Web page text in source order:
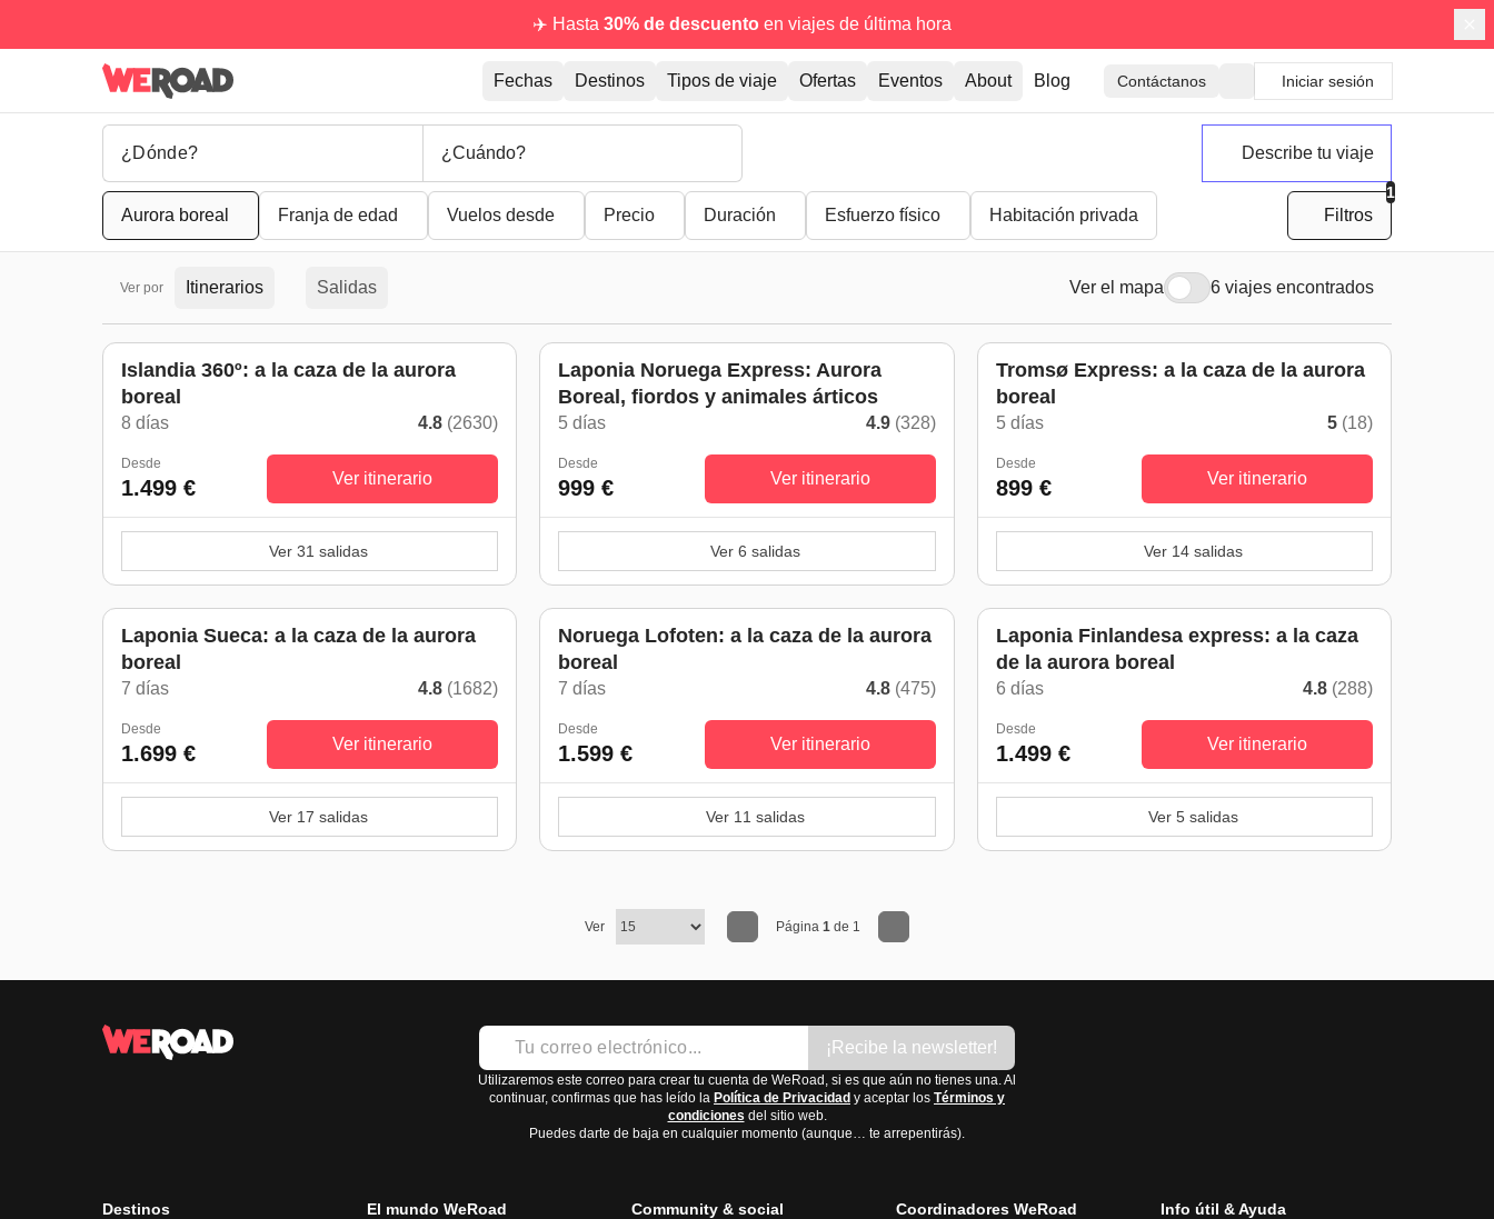
✈️ Hasta 30% de descuentoen viajes de última hora
Fechas Destinos Tipos de viaje Ofertas Eventos About Blog Contáctanos Iniciar sesión
¿Cuándo? Describe tu viaje
Aurora boreal Franja de edad Vuelos desde Precio Duración Esfuerzo físico Habitación privada Filtros
1
Ver por Itinerarios Salidas 6 viajes encontrados
Ver el mapa
Islandia 360º: a la caza de la aurora
boreal
8 días 4.8 (2630)
Desde
1.499 € Ver itinerario
Ver 31 salidas
Laponia Noruega Express: Aurora
Boreal, fiordos y animales árticos
5 días 4.9 (328)
Desde
999 € Ver itinerario
Ver 6 salidas
Tromsø Express: a la caza de la aurora
boreal
5 días 5 (18)
Desde
899 € Ver itinerario
Ver 14 salidas
Laponia Sueca: a la caza de la aurora
boreal
7 días 4.8 (1682)
Desde
1.699 € Ver itinerario
Ver 17 salidas
Noruega Lofoten: a la caza de la aurora
boreal
7 días 4.8 (475)
Desde
1.599 € Ver itinerario
Ver 11 salidas
Laponia Finlandesa express: a la caza
de la aurora boreal
6 días 4.8 (288)
Desde
1.499 € Ver itinerario
Ver 5 salidas
Ver Página 1 de 1
¡Recibe la newsletter!
Utilizaremos este correo para crear tu cuenta de WeRoad, si es que aún no tienes una. Al
continuar, confirmas que has leído la Política de Privacidad y aceptar los Términos y
condiciones del sitio web.
Puedes darte de baja en cualquier momento (aunque… te arrepentirás).
Destinos
El mundo WeRoad
Community & social
Coordinadores WeRoad
Info útil & Ayuda